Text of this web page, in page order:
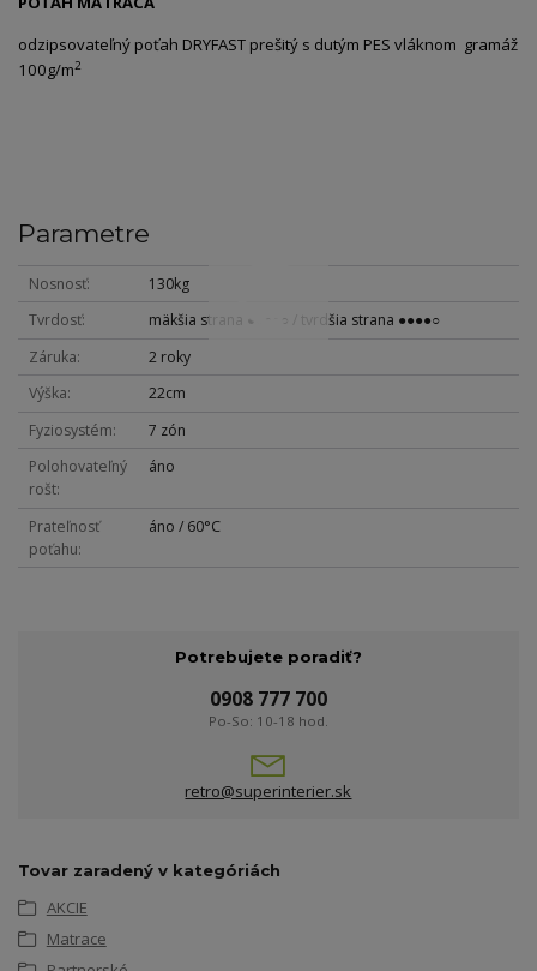
odzipsovateľný poťah DRYFAST prešitý s dutým PES vláknom gramáž
100g/m2
Parametre
Nosnosť
130kg
Tvrdosť
mäkšia strana ●●●○○ / tvrdšia strana ●●●●○
Záruka
2 roky
Výška
22cm
Fyziosystém
7 zón
Polohovateľný
rošt
áno
Prateľnosť
poťahu
áno / 60°C
Potrebujete poradiť?
0908 777 700
Po-So: 10-18 hod.
retro@superinterier.sk
Tovar zaradený v kategóriách
AKCIE
Matrace